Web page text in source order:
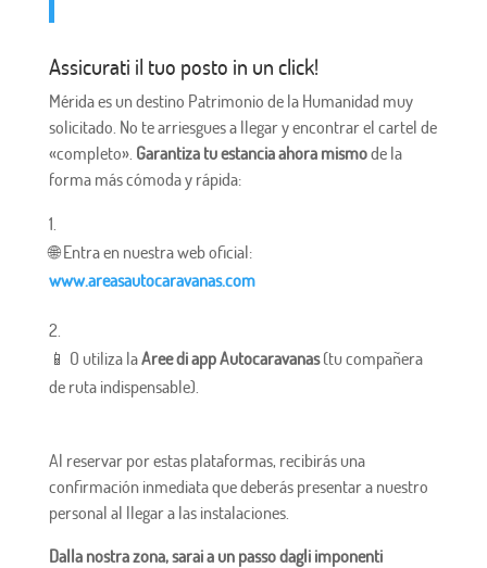
Assicurati il ​​tuo posto in un click!
Mérida es un destino Patrimonio de la Humanidad muy
solicitado. No te arriesgues a llegar y encontrar el cartel de
«completo». Garantiza tu estancia ahora mismode la
forma más cómoda y rápida:
🌐 Entra en nuestra web oficial:
www.areasautocaravanas.com
📱 O utiliza laAree di app Autocaravanas (tu compañera
de ruta indispensable).
Al reservar por estas plataformas, recibirás una
confirmación inmediata que deberás presentar a nuestro
personal al llegar a las instalaciones.
Dalla nostra zona, sarai a un passo dagli imponenti